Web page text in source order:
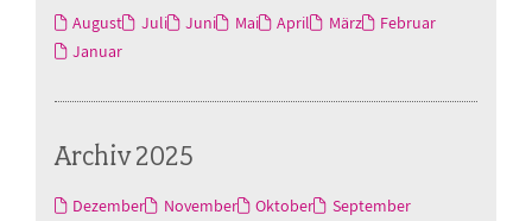
August Juli Juni Mai April März
Februar
Januar
Archiv 2025
Dezember November Oktober
September